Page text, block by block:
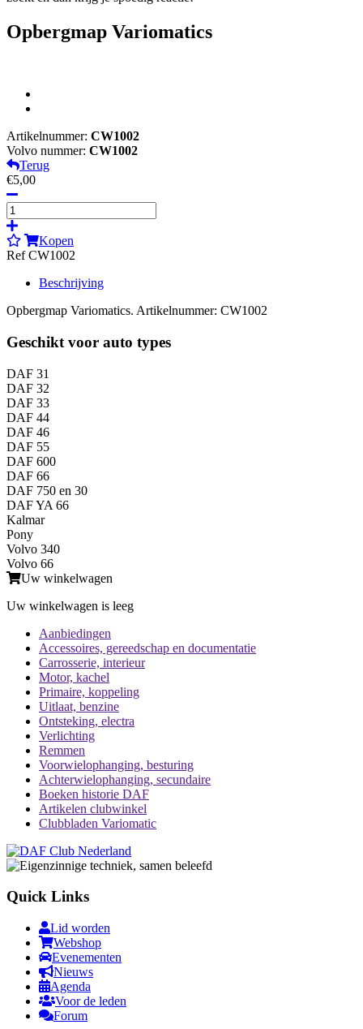
Opbergmap Variomatics
Artikelnummer: CW1002
Volvo nummer: CW1002
Terug
€5,00
Kopen
Ref CW1002
Beschrijving
Opbergmap Variomatics. Artikelnummer: CW1002
Geschikt voor auto types
DAF 31
DAF 32
DAF 33
DAF 44
DAF 46
DAF 55
DAF 600
DAF 66
DAF 750 en 30
DAF YA 66
Kalmar
Pony
Volvo 340
Volvo 66
Uw winkelwagen
Uw winkelwagen is leeg
Aanbiedingen
Accessoires, gereedschap en documentatie
Carrosserie, interieur
Motor, kachel
Primaire, koppeling
Uitlaat, benzine
Ontsteking, electra
Verlichting
Remmen
Voorwielophanging, besturing
Achterwielophanging, secundaire
Boeken historie DAF
Artikelen clubwinkel
Clubbladen Variomatic
Quick Links
Lid worden
Webshop
Evenementen
Nieuws
Agenda
Voor de leden
Forum